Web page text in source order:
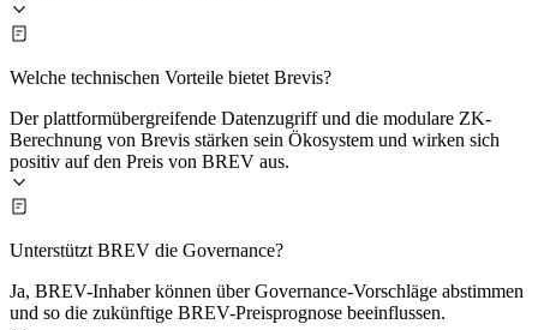
Welche technischen Vorteile bietet Brevis?
Der plattformübergreifende Datenzugriff und die modulare ZK-
Berechnung von Brevis stärken sein Ökosystem und wirken sich
positiv auf den Preis von BREV aus.
Unterstützt BREV die Governance?
Ja, BREV-Inhaber können über Governance-Vorschläge abstimmen
und so die zukünftige BREV-Preisprognose beeinflussen.